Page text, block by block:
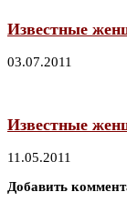
Известные
03.07.2011
Известные
11.05.2011
Добавить